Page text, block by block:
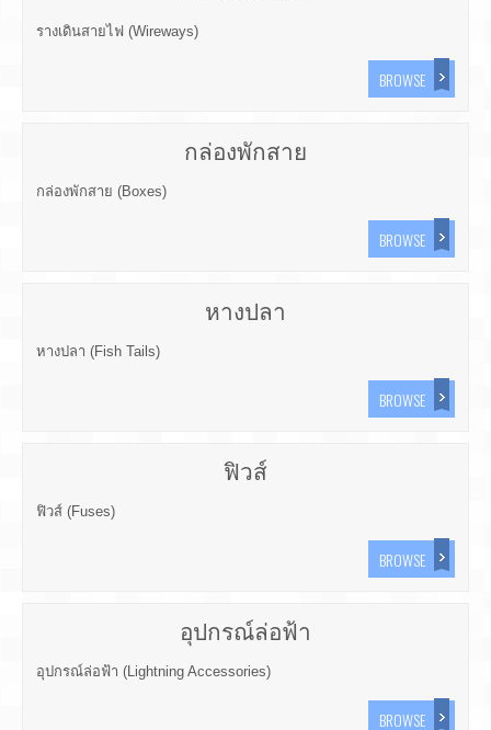
รางเดินสายไฟ (Wireways)
BROWSE
กล่องพักสาย
กล่องพักสาย (Boxes)
BROWSE
หางปลา
หางปลา (Fish Tails)
BROWSE
ฟิวส์
ฟิวส์ (Fuses)
BROWSE
อุปกรณ์ล่อฟ้า
อุปกรณ์ล่อฟ้า (Lightning Accessories)
BROWSE